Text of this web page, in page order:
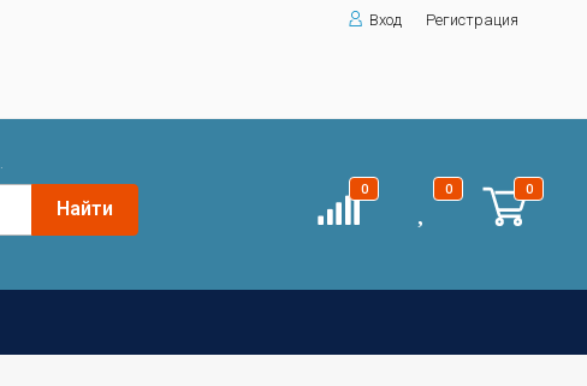
Вход Регистрация
Найти
0 0 0